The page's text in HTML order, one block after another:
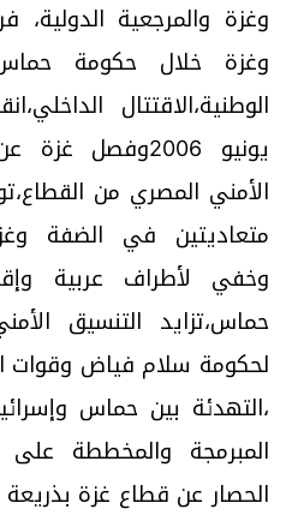
وغزة والمرجعية
وغزة خلال حكومة
الوطنية،الاقتتال
يونيو 2006وفصل
الأمني المصري من
متعاديتين في الضفة
وخفي لأطراف عربية
حماس،تزايد التنسيق
لحكومة سلام فياض وقوات
،التهدئة بين حماس
المبرمجة والمخططة على
الحصار عن قطاع غزة بذريعة